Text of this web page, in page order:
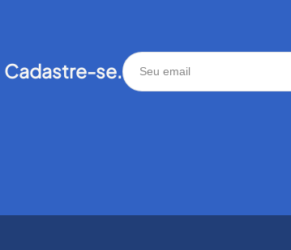
Cadastre-se.